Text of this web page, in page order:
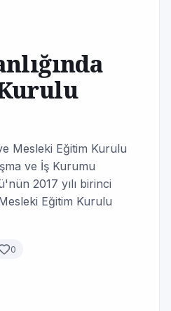
Mesleki Eğitim Kurulu
ve İş Kurumu
2017 yılı birinci
Eğitim Kurulu
0